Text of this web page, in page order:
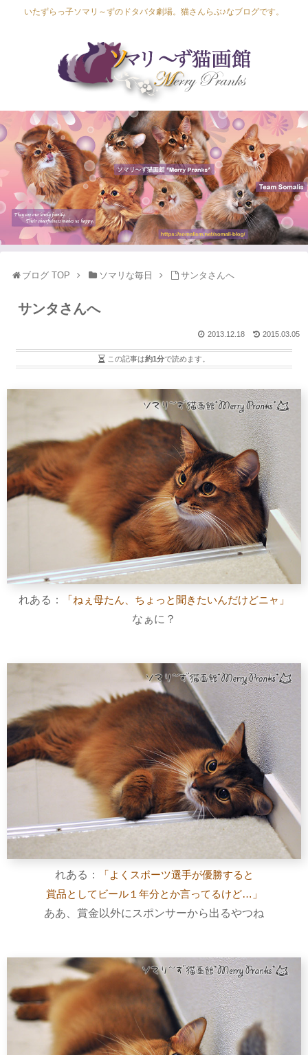
いたずらっ子ソマリ～ずのドタバタ劇場。猫さんらぶ♪なブログです。
Lapis Luna
Lucia Lino
Lycka Leal
Laula
ブログ TOP ソマリな毎日 サンタさんへ
サンタさんへ
2015.03.05
2013.12.18
この記事は約1分で読めます。
れある：
「ねぇ母たん、ちょっと聞きたいんだけどニャ」
なぁに？
れある：
「よくスポーツ選手が優勝すると
賞品としてビール１年分とか言ってるけど…」
ああ、賞金以外にスポンサーから出るやつね